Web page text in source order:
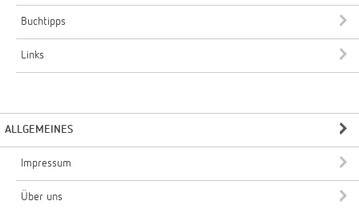
Buchtipps
Links
ALLGEMEINES
Impressum
Über uns